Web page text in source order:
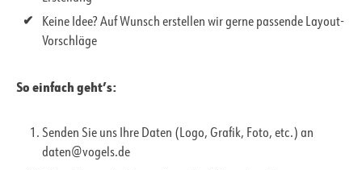
Keine Idee? Auf Wunsch erstellen wir gerne passende Layout-
Vorschläge
So einfach geht’s:
Senden Sie uns Ihre Daten (Logo, Grafik, Foto, etc.) an
daten@vogels.de